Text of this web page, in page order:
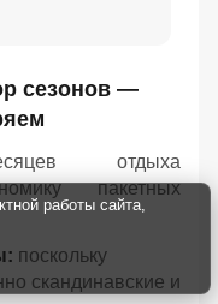
сезонов —
отдыха
пакетных
поскольку
скандинавские и
работы сайта,